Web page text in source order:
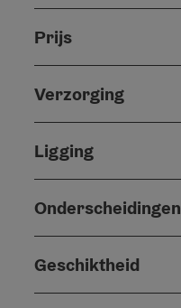
Prijs
Verzorging
Ligging
Onderscheidingen
Geschiktheid